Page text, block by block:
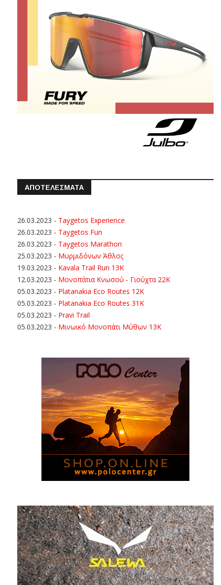
ΑΠΟΤΕΛΕΣΜΑΤΑ
26.03.2023 - Taygetos Experience
26.03.2023 - Taygetos Fun
26.03.2023 - Taygetos Marathon
25.03.2023 - Μυρμιδόνων Άθλος
19.03.2023 - Kavala Trail Run 13K
12.03.2023 - Μονοπάτια Κνωσού - Γιούχτα 22Κ
05.03.2023 - Platanakia Eco Routes 12K
05.03.2023 - Platanakia Eco Routes 31K
05.03.2023 - Pravi Trail
05.03.2023 - Μινωικό Μονοπάτι Μύθων 13Κ